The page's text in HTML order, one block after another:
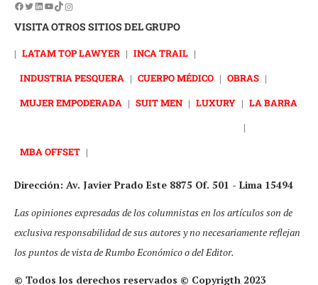
VISITA OTROS SITIOS DEL GRUPO
| LATAM TOP LAWYER | INCA TRAIL |
INDUSTRIA PESQUERA | CUERPO MÉDICO | OBRAS |
MUJER EMPODERADA | SUIT MEN | LUXURY | LA BARRA
|
MBA OFFSET |
Dirección: Av. Javier Prado Este 8875 Of. 501 - Lima 15494
Las opiniones expresadas de los columnistas en los artículos son de
exclusiva responsabilidad de sus autores y no necesariamente reflejan
los puntos de vista de Rumbo Económico o del Editor.
© Todos los derechos reservados © Copyrigth 2023